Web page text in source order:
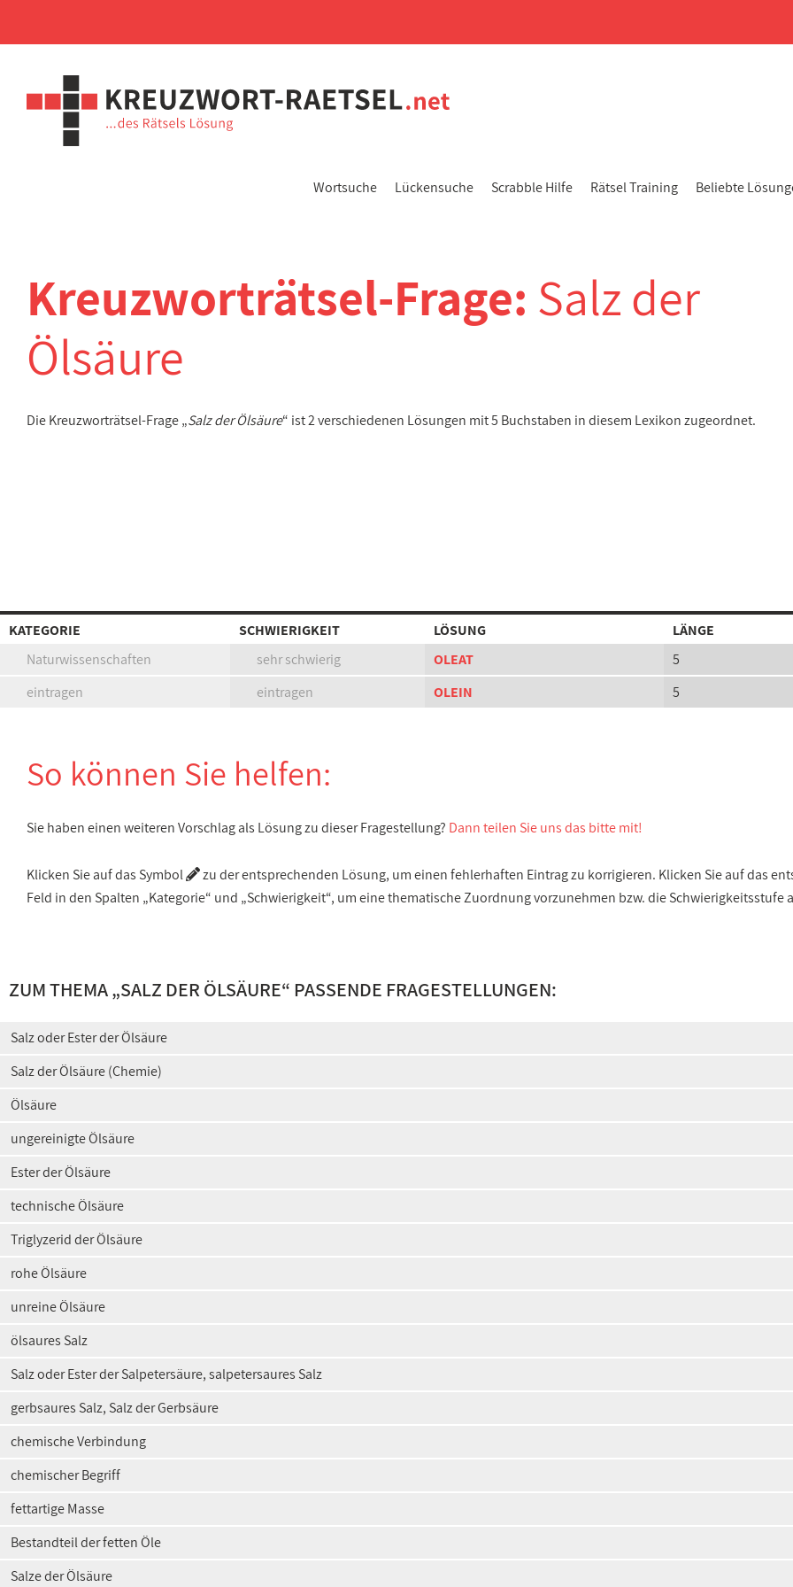
Wortsuche Lückensuche Scrabble Hilfe Rätsel Training Beliebte
Kreuzworträtsel-Frage: Salz der
Ölsäure
Die Kreuzworträtsel-Frage „Salz der Ölsäure“ ist 2 verschiedenen Lösungen mit 5 Buchstaben in diesem Lexikon zugeordnet.
KATEGORIE SCHWIERIGKEIT LÖSUNG
LÄNGE
Naturwissenschaften
sehr schwierig OLEAT
5
eintragen
eintragen OLEIN 5
So können Sie helfen:
Sie haben einen weiteren Vorschlag als Lösung zu dieser Fragestellung? Dann teilen Sie uns das bitte mit!
Klicken Sie auf das Symbol
zu der entsprechenden Lösung, um einen fehlerhaften Eintrag zu korrigieren. Klicken Sie auf das
Feld in den Spalten „Kategorie“ und „Schwierigkeit“, um eine thematische Zuordnung vorzunehmen bzw. die Schwierigkeitsstufe
ZUM THEMA „SALZ DER ÖLSÄURE“ PASSENDE FRAGESTELLUNGEN:
Salz oder Ester der Ölsäure
Salz der Ölsäure (Chemie)
Ölsäure
ungereinigte Ölsäure
Ester der Ölsäure
technische Ölsäure
Triglyzerid der Ölsäure
rohe Ölsäure
unreine Ölsäure
ölsaures Salz
Salz oder Ester der Salpetersäure, salpetersaures Salz
gerbsaures Salz, Salz der Gerbsäure
chemische Verbindung
chemischer Begriff
fettartige Masse
Bestandteil der fetten Öle
Salze der Ölsäure